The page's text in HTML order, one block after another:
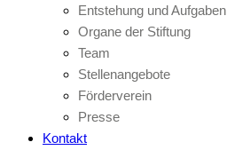
Entstehung und Aufgaben
Organe der Stiftung
Team
Stellenangebote
Förderverein
Presse
Kontakt